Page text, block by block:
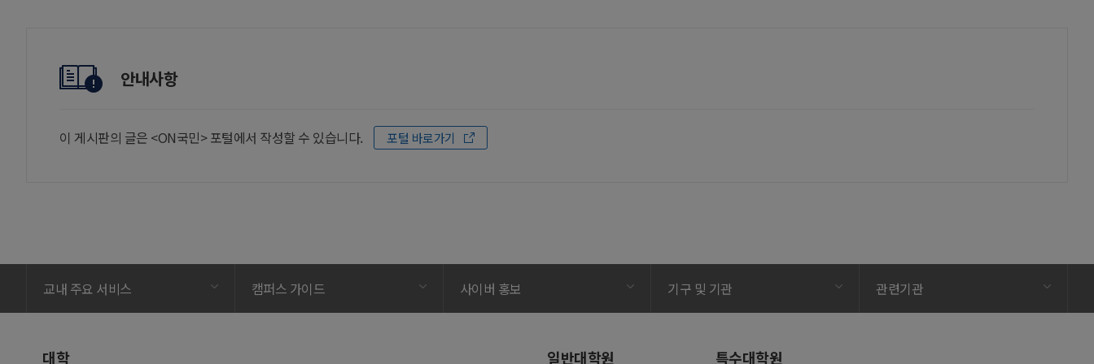
안내사항
이 게시판의 글은 <ON국민> 포털에서 작성할 수 있습니다. 포털 바로가기
교내 주요 서비스 캠퍼스 가이드 사이버 홍보 기구 및 기관 관련기관
대학 일반대학원 특수대학원